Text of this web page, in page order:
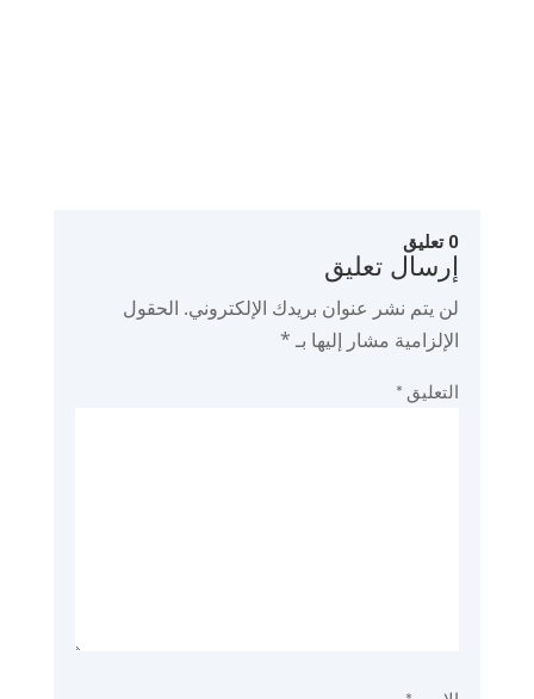
0 تعليق
إرسال تعليق
لن يتم نشر عنوان بريدك الإلكتروني. الحقول
الإلزامية مشار إليها بـ *
التعليق *